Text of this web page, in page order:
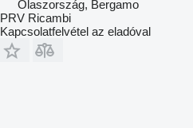
Olaszország, Bergamo
PRV Ricambi
Kapcsolatfelvétel az eladóval